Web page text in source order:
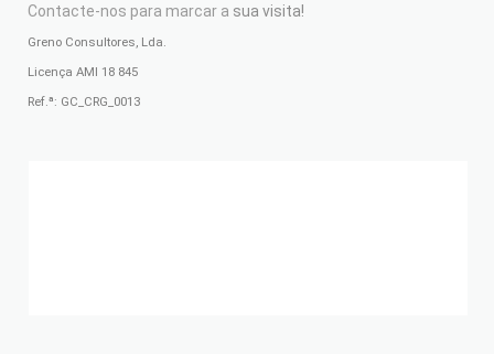
Contacte-nos para marcar a sua visita!
Greno Consultores, Lda.
Licença AMI 18 845
Ref.ª: GC_CRG_0013